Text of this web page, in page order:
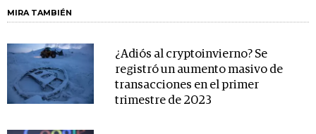
MIRA TAMBIÉN
¿Adiós al cryptoinvierno? Se
registró un aumento masivo de
transacciones en el primer
trimestre de 2023